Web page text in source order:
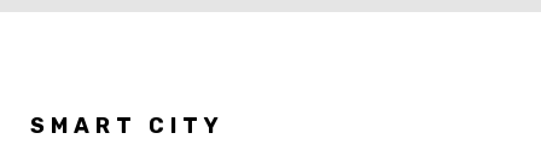
SMART CITY